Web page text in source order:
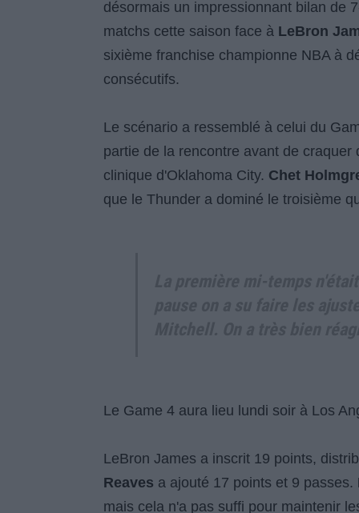
désormais un impressionnant bilan de
matchs cette saison face à LeBron
sixième franchise championne NBA à
consécutifs.
Le scénario a ressemblé à celui du
partie de la rencontre avant de
clinique d'Oklahoma City. Chet
que le Thunder a dominé le troisième
Le Game 4 aura lieu lundi soir à Los
LeBron James a inscrit 19 points,
Reaves a ajouté 17 points et 9 passes.
mais cela n'a pas suffi pour maintenir